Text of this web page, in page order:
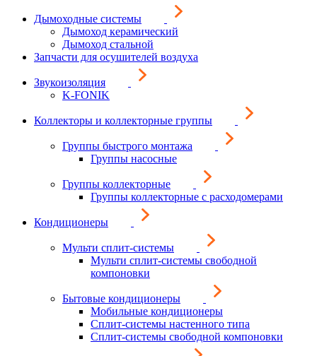
Дымоходные системы
Дымоход керамический
Дымоход стальной
Запчасти для осушителей воздуха
Звукоизоляция
K-FONIK
Коллекторы и коллекторные группы
Группы быстрого монтажа
Группы насосные
Группы коллекторные
Группы коллекторные с расходомерами
Кондиционеры
Мульти сплит-системы
Мульти сплит-системы свободной
компоновки
Бытовые кондиционеры
Мобильные кондиционеры
Сплит-системы настенного типа
Сплит-системы свободной компоновки